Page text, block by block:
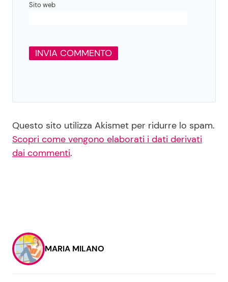
Sito web
Questo sito utilizza Akismet per ridurre lo spam.
Scopri come vengono elaborati i dati derivati
dai commenti.
MARIA MILANO